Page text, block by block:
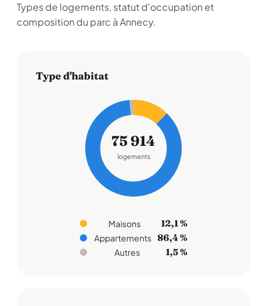
Types de logements, statut d'occupation et
composition du parc à Annecy.
Type d'habitat
75 914
logements
Maisons 12,1 %
Appartements 86,4 %
Autres 1,5 %